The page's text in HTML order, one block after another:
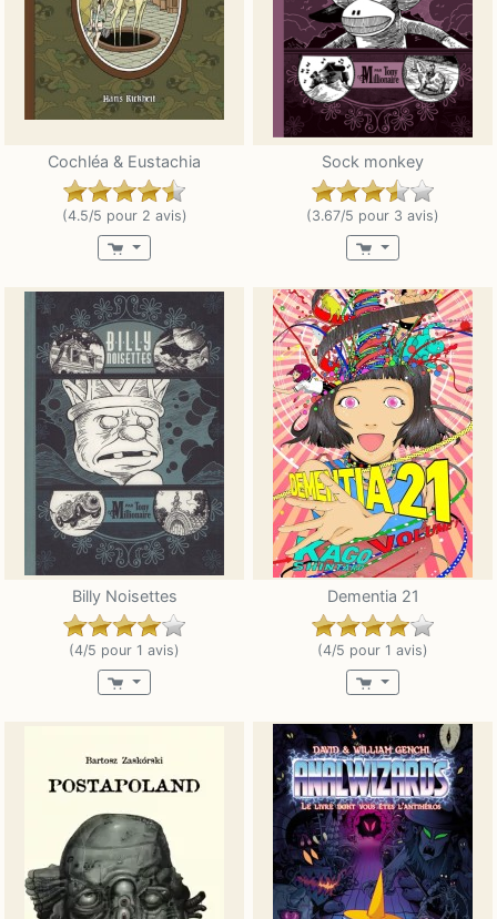
Cochléa & Eustachia
(4.5/5 pour 2 avis)
Sock monkey
(3.67/5 pour 3 avis)
Billy Noisettes
(4/5 pour 1 avis)
Dementia 21
(4/5 pour 1 avis)